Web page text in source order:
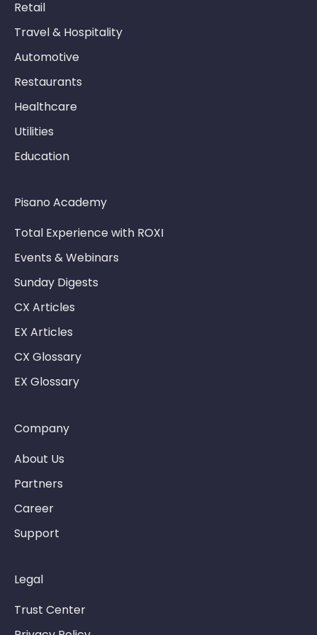
Retail
Travel & Hospitality
Automotive
Restaurants
Healthcare
Utilities
Education
Pisano Academy
Total Experience with ROXI
Events & Webinars
Sunday Digests
CX Articles
EX Articles
CX Glossary
EX Glossary
Company
About Us
Partners
Career
Support
Legal
Trust Center